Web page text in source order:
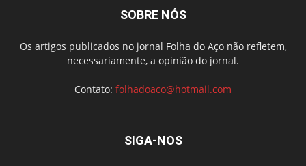
SOBRE NÓS
Os artigos publicados no jornal Folha do Aço não refletem,
necessariamente, a opinião do jornal.
Contato: folhadoaco@hotmail.com
SIGA-NOS